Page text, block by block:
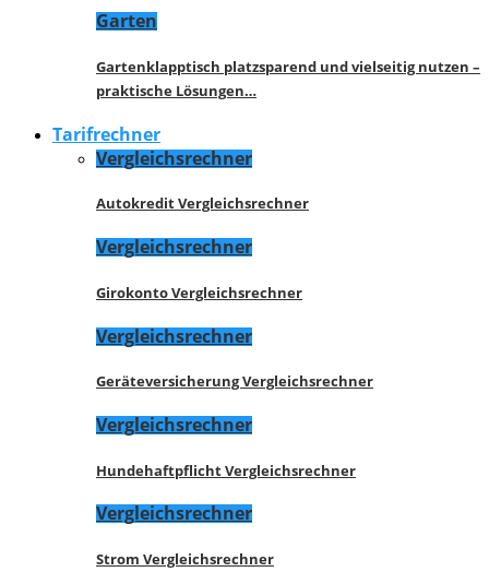
Garten
Gartenklapptisch platzsparend und vielseitig nutzen –
praktische Lösungen…
Tarifrechner
Vergleichsrechner
Autokredit Vergleichsrechner
Vergleichsrechner
Girokonto Vergleichsrechner
Vergleichsrechner
Geräteversicherung Vergleichsrechner
Vergleichsrechner
Hundehaftpflicht Vergleichsrechner
Vergleichsrechner
Strom Vergleichsrechner